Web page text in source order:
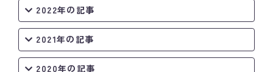
2022年の記事
2021年の記事
2020年の記事